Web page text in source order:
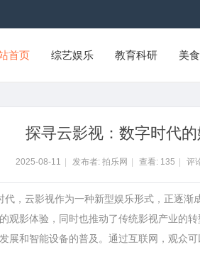
首页 综艺娱乐 教育科研 美
探寻云影视：数字时代
2025-08-11 发布者: 拍乐网 查看: 135 评
代，云影视作为一种新型娱乐形式，正逐
观影体验，同时也推动了传统影视产业的
展和智能设备的普及。通过互联网，观众